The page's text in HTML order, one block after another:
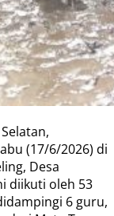
(17/6/2026) di
Desa
diikuti oleh 53
6 guru,